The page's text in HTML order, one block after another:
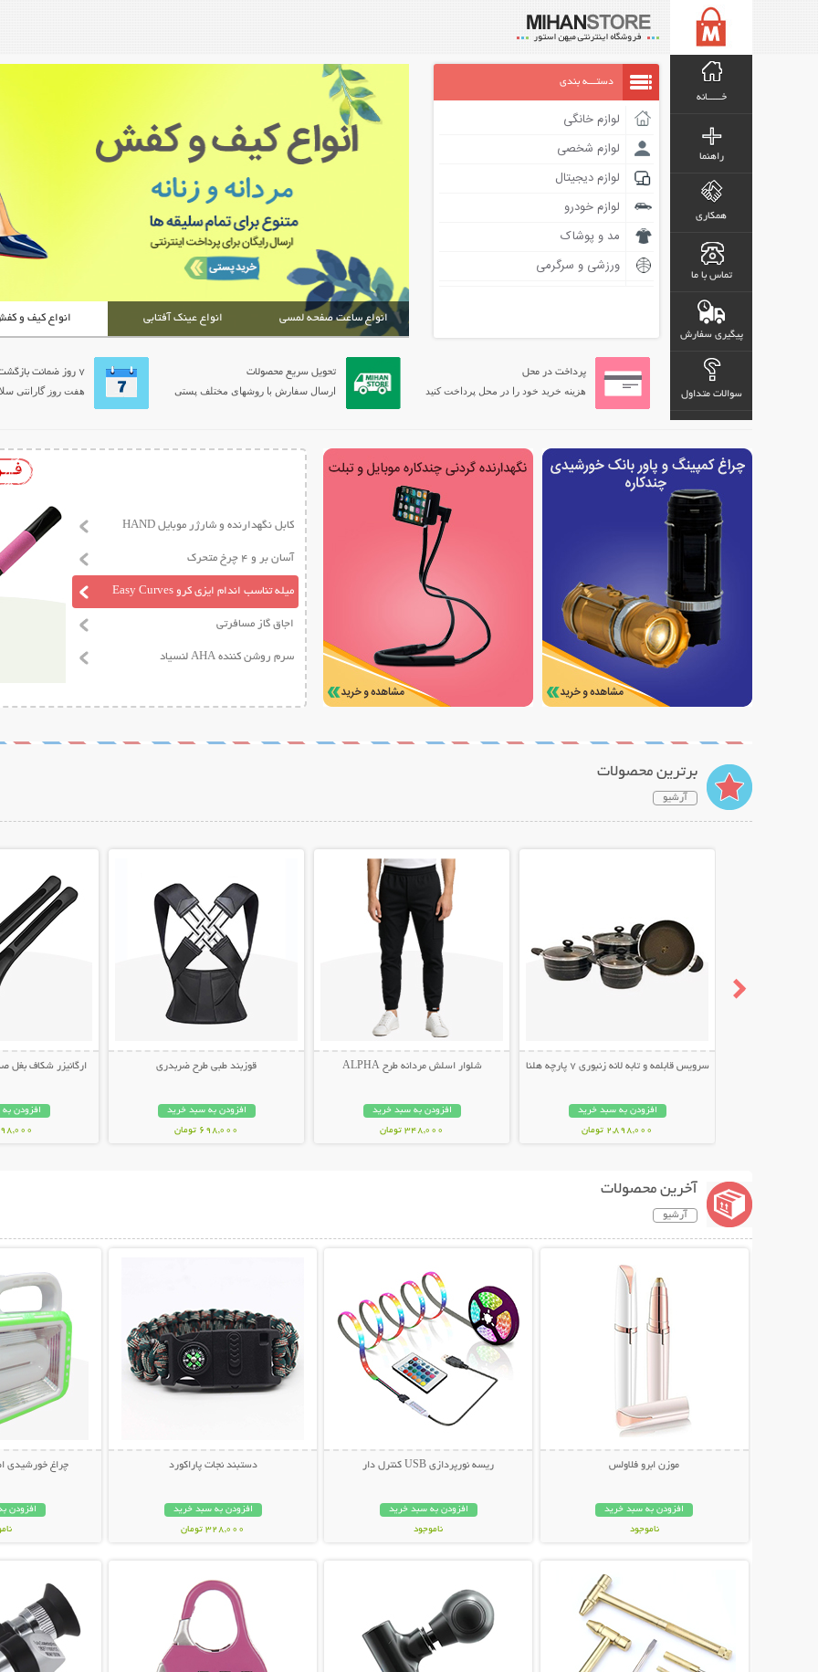
خـــــانه
راهنما
همکاری
تماس با ما
پیگیری سفارش
سوالات متداول
دستـــه بندی
لوازم خانگی
لوازم شخصی
لوازم دیجیتال
لوازم خودرو
مد و پوشاک
ورزشی و سرگرمی
انواع ساعت صفحه لمسی انواع عینک آفتابی انواع کیف و
پرداخت در محل
هزینه خرید خود را در محل پرداخت کنید
تحویل سریع محصولات
ارسال سفارش با روشهای مختلف پستی
7 روز ضمانت بازگشت
هفت روز گارانتی
کابل نگهدارنده و شارژر موبایل HAND
آسان بر و 4 چرخ متحرک
میله تناسب اندام ایزی کرو Easy Curves
اجاق گاز مسافرتی
سرم روشن کننده AHA لنسیاد
برترین محصولات
آرشیو
سرویس قابلمه و تابه لانه زنبوری 7 پارچه هلنا
افزودن به سبد خرید
2,898,000 تومان
شلوار اسلش مردانه طرح ALPHA
افزودن به سبد خرید
348,000 تومان
قوزبند طبی طرح ضربدری
افزودن به سبد خرید
698,000 تومان
ارگانیزر شکاف بغل
افزودن
498,000
آخرین محصولات
آرشیو
موزن ابرو فلاولس
افزودن به سبد خرید
ناموجود
ریسه نورپردازی USB کنترل دار
افزودن به سبد خرید
ناموجود
دستبند نجات پاراکورد
افزودن به سبد خرید
328,000 تومان
چراغ خورشیدی
افزودن